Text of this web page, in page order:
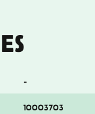
-
10003703